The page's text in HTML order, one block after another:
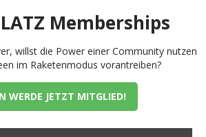
Memberships
willst die Power einer Community nutzen
im Raketenmodus vorantreiben?
WERDE JETZT MITGLIED!